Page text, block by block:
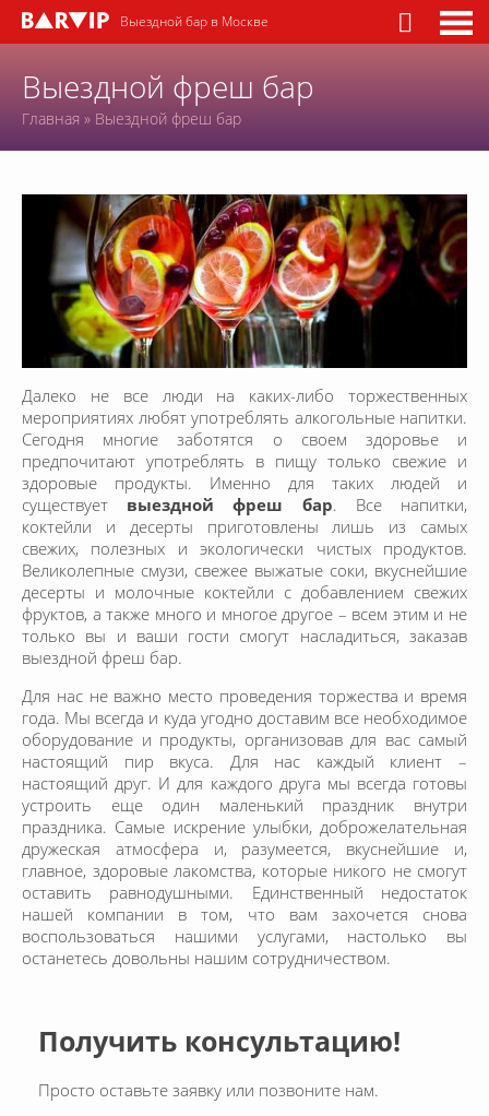
Выездной бар в Москве
Выездной фреш бар
Главная » Выездной фреш бар
Далеко не все люди на каких-либо торжественных
мероприятиях любят употреблять алкогольные напитки.
Сегодня многие заботятся о своем здоровье и
предпочитают употреблять в пищу только свежие и
здоровые продукты. Именно для таких людей и
существует выездной фреш бар. Все напитки,
коктейли и десерты приготовлены лишь из самых
свежих, полезных и экологически чистых продуктов.
Великолепные смузи, свежее выжатые соки, вкуснейшие
десерты и молочные коктейли с добавлением свежих
фруктов, а также много и многое другое – всем этим и не
только вы и ваши гости смогут насладиться, заказав
выездной фреш бар.
Для нас не важно место проведения торжества и время
года. Мы всегда и куда угодно доставим все необходимое
оборудование и продукты, организовав для вас самый
настоящий пир вкуса. Для нас каждый клиент –
настоящий друг. И для каждого друга мы всегда готовы
устроить еще один маленький праздник внутри
праздника. Самые искрение улыбки, доброжелательная
дружеская атмосфера и, разумеется, вкуснейшие и,
главное, здоровые лакомства, которые никого не смогут
оставить равнодушными. Единственный недостаток
нашей компании в том, что вам захочется снова
воспользоваться нашими услугами, настолько вы
останетесь довольны нашим сотрудничеством.
Получить консультацию!
Просто оставьте заявку или позвоните нам.